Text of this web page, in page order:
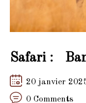
Safari :
20 janvier
0 Comments